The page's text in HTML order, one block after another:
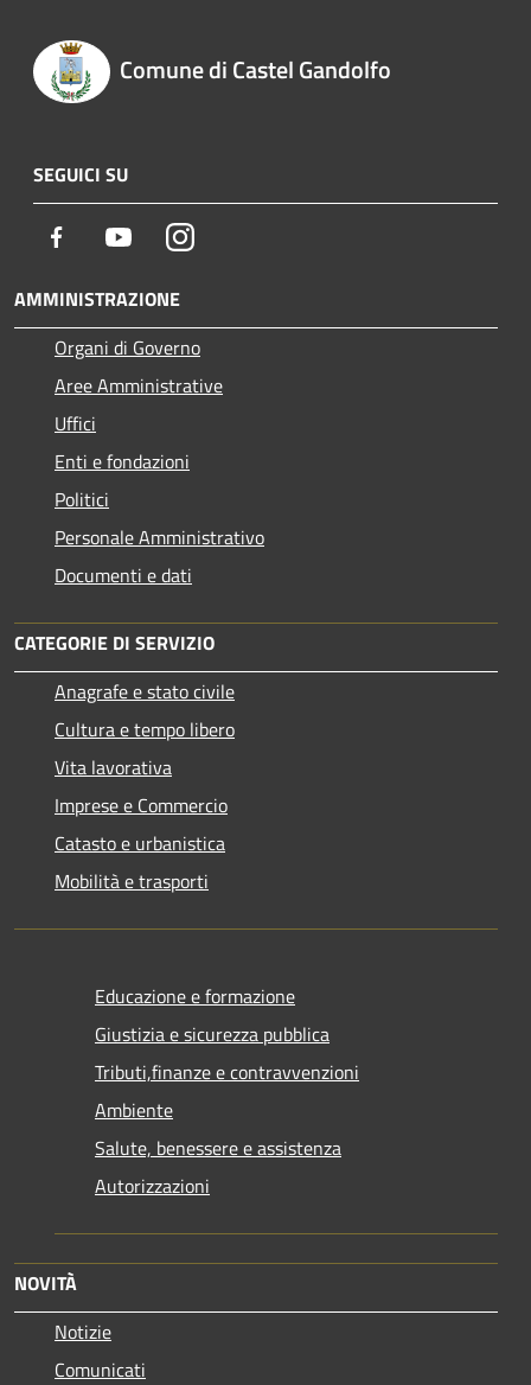
Comune di Castel Gandolfo
SEGUICI SU
Facebook YoutubeInstagram
AMMINISTRAZIONE
Organi di Governo
Aree Amministrative
Uffici
Enti e fondazioni
Politici
Personale Amministrativo
Documenti e dati
CATEGORIE DI SERVIZIO
Anagrafe e stato civile
Cultura e tempo libero
Vita lavorativa
Imprese e Commercio
Catasto e urbanistica
Mobilità e trasporti
Educazione e formazione
Giustizia e sicurezza pubblica
Tributi,finanze e contravvenzioni
Ambiente
Salute, benessere e assistenza
Autorizzazioni
NOVITÀ
Notizie
Comunicati